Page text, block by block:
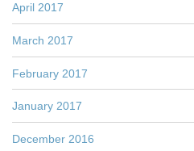
April 2017
March 2017
February 2017
January 2017
December 2016